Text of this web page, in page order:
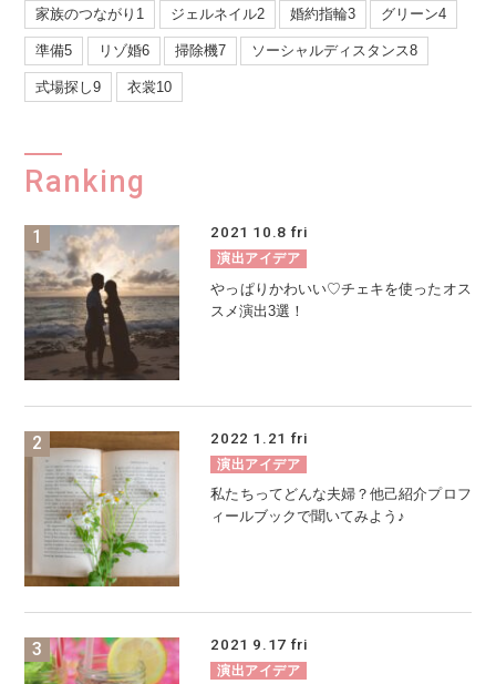
家族のつながり1 ジェルネイル2 婚約指輪3 グリーン4
準備5 リゾ婚6 掃除機7 ソーシャルディスタンス8
式場探し9 衣裳10
Ranking
2021 10.8 fri
演出アイデア
やっぱりかわいい♡チェキを使ったオス
スメ演出3選！
2022 1.21 fri
演出アイデア
私たちってどんな夫婦？他己紹介プロフ
ィールブックで聞いてみよう♪
2021 9.17 fri
演出アイデア